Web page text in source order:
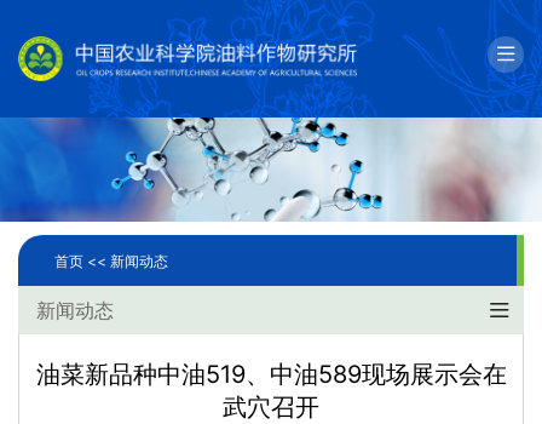
English 邮箱
科学研究
人才队伍
首页 << 新闻动态
新闻动态
油菜新品种中油519、中油589现场展示会在
武穴召开